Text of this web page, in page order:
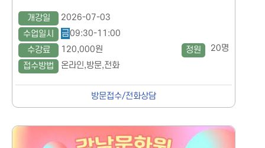
방문접수/전화상담
개강일
2026-07-03
수업일시
금09:30-11:00
수강료
120,000원 정원
20명
접수방법
온라인,방문,전화